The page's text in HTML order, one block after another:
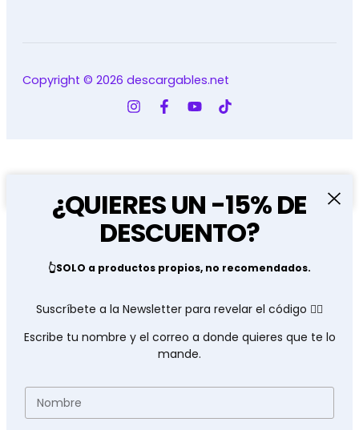
Copyright © 2026 descargables.net
dinámico
AÑADIR AL CARRITO
¿QUIERES UN -15% DE
DESCUENTO?
👆SOLO a productos propios, no recomendados.
Suscríbete a la Newsletter para revelar el código 👇🏽
Escribe tu nombre y el correo a donde quieres que te lo
mande.
Nombre